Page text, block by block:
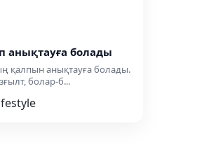
анықтауға болады
қалпын анықтауға болады.
болар-б...